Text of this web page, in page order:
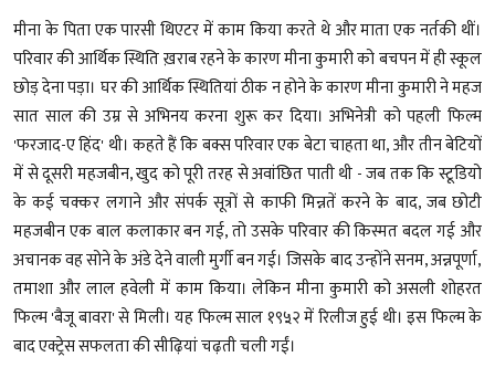
मीना के पिता एक पारसी थिएटर में काम किया करते थे और माता एक नर्तकी थीं।
परिवार की आर्थिक स्थिति ख़राब रहने के कारण मीना कुमारी को बचपन में ही स्कूल
छोड़ देना पड़ा। घर की आर्थिक स्थितियां ठीक न होने के कारण मीना कुमारी ने महज
सात साल की उम्र से अभिनय करना शुरू कर दिया। अभिनेत्री को पहली फिल्म
'फरजाद-ए हिंद' थी। कहते हैं कि बक्स परिवार एक बेटा चाहता था, और तीन बेटियों
में से दूसरी महजबीन, खुद को पूरी तरह से अवांछित पाती थी - जब तक कि स्टूडियो
के कई चक्कर लगाने और संपर्क सूत्रों से काफी मिन्नतें करने के बाद, जब छोटी
महजबीन एक बाल कलाकार बन गई, तो उसके परिवार की किस्मत बदल गई और
अचानक वह सोने के अंडे देने वाली मुर्गी बन गई। जिसके बाद उन्होंने सनम, अन्नपूर्णा,
तमाशा और लाल हवेली में काम किया। लेकिन मीना कुमारी को असली शोहरत
फिल्म 'बैजू बावरा' से मिली। यह फिल्म साल १९५२ में रिलीज हुई थी। इस फिल्म के
बाद एक्ट्रेस सफलता की सीढ़ियां चढ़ती चली गईं।